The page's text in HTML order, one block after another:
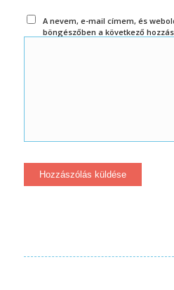
A nevem, e-mail címem, és
böngészőben a következő